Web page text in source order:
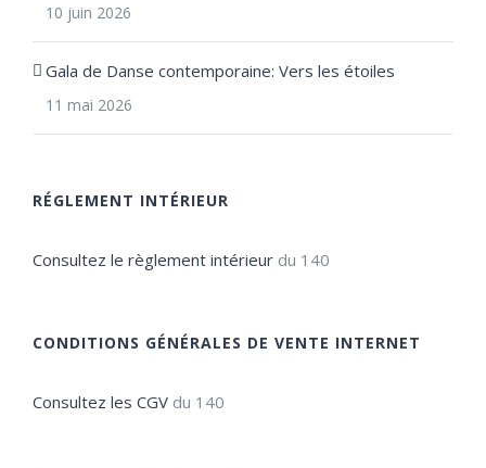
10 juin 2026
Gala de Danse contemporaine: Vers les étoiles
11 mai 2026
RÉGLEMENT INTÉRIEUR
Consultez le règlement intérieur du 140
CONDITIONS GÉNÉRALES DE VENTE INTERNET
Consultez les CGV du 140